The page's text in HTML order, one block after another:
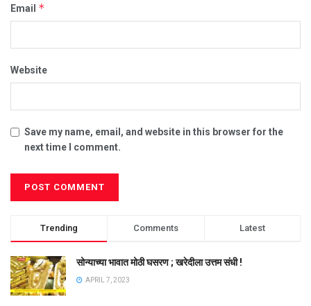
Email *
Website
Save my name, email, and website in this browser for the
next time I comment.
Trending Comments Latest
सोन्याच्या भावात मोठी घसरण ; खरेदीला उत्तम संधी !
APRIL 7, 2023